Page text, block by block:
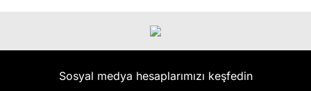
Sosyal medya hesaplarımızı keşfedin